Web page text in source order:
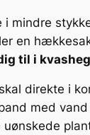
i mindre
en
til i
direkte i
med